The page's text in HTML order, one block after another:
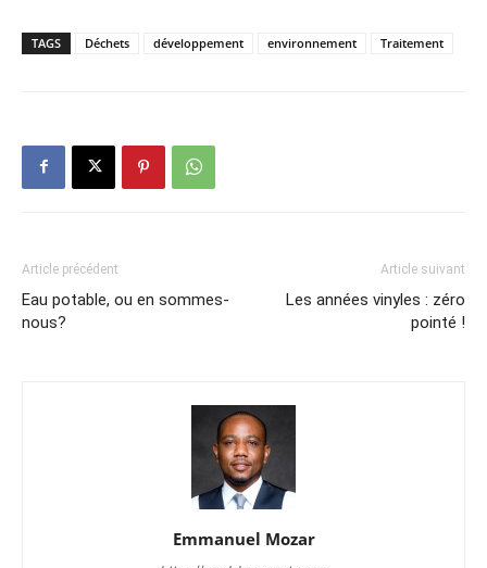
TAGS Déchets développement environnement Traitement
Article précédent
Eau potable, ou en sommes-
nous?
Article suivant
Les années vinyles : zéro
pointé !
Emmanuel Mozar